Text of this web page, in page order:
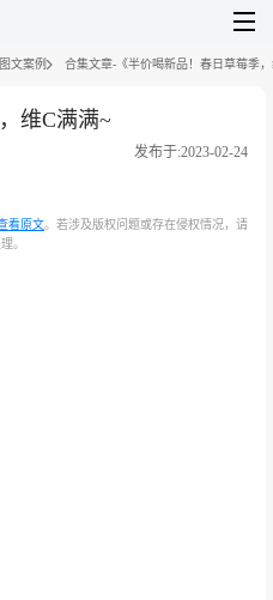
文案例 合集文章-《半价喝新品！春日草莓季
维C满满~
发布于:2023-02-24
看原文。若涉及版权问题或存在侵权情况，请
。